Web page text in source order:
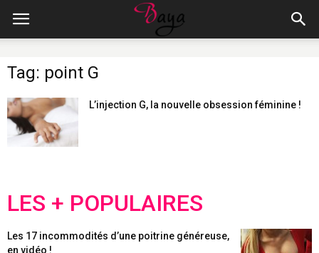
Tag: point G
L’injection G, la nouvelle obsession féminine !
LES + POPULAIRES
Les 17 incommodités d’une poitrine généreuse,
en vidéo !